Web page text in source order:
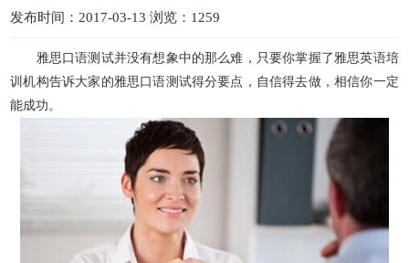
发布时间：2017-03-13 浏览：1259
雅思口语测试并没有想象中的那么难，只要你掌握了雅思英语培
训机构告诉大家的雅思口语测试得分要点，自信得去做，相信你一定
能成功。